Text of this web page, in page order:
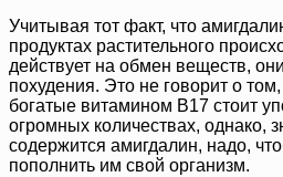
Учитывая тот факт, что
продуктах растительного
действует на обмен веществ,
похудения. Это не говорит о
богатые витамином B17 стоит
огромных количествах, однако,
содержится амигдалин, надо,
пополнить им свой организм.